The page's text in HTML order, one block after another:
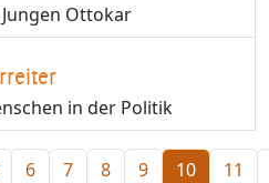
Ottokar
in der Politik
6 7 8 9 10 11